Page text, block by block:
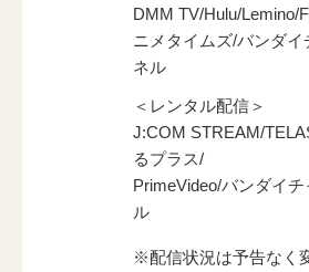
DMM TV/Hulu/Lemino/
ニメタイムズ/バンダイ
ネル
＜レンタル配信＞
J:COM STREAM/
るプラス/
PrimeVideo/バンダイチ
ル
※配信状況は予告なく